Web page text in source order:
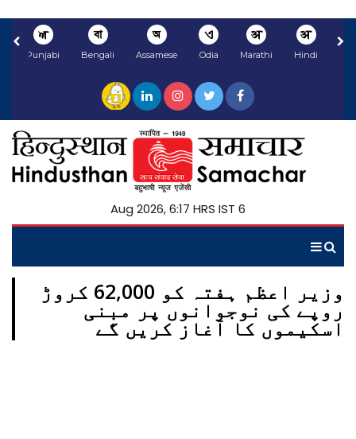
अ
Hindi
अ
Marathi
ଏ
Odia
অ
Assamese
বা
Bengali
ਅ
Punjabi
6 Aug 2026, 6:17 HRS IST
وزیر اعظم ہفتہ کو 62,000 کروڑ
روپے کی نوجوانوں پر مبنی
اسکیموں کا آغاز کریں گے